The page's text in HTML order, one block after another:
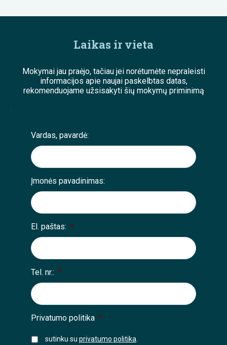
Laikas ir vieta
Mokymai jau praėjo, tačiau jei norėtumėte nepraleisti
informacijos apie naujai paskelbtas datas,
rekomenduojame užsisakyti šių mokymų priminimą
;
Vardas, pavardė:
Įmonės pavadinimas:
El. paštas: *
Tel. nr.: *
Privatumo politika *
sutinku su privatumo politika